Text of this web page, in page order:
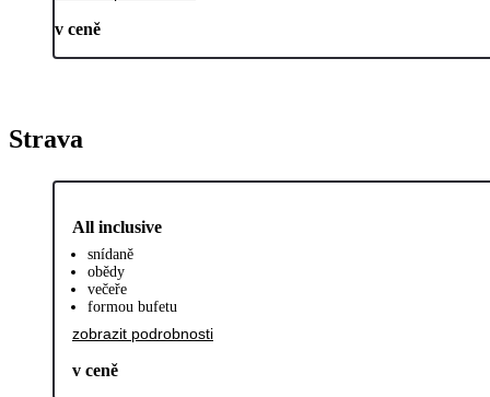
v ceně
Strava
All inclusive
snídaně
obědy
večeře
formou bufetu
zobrazit podrobnosti
v ceně